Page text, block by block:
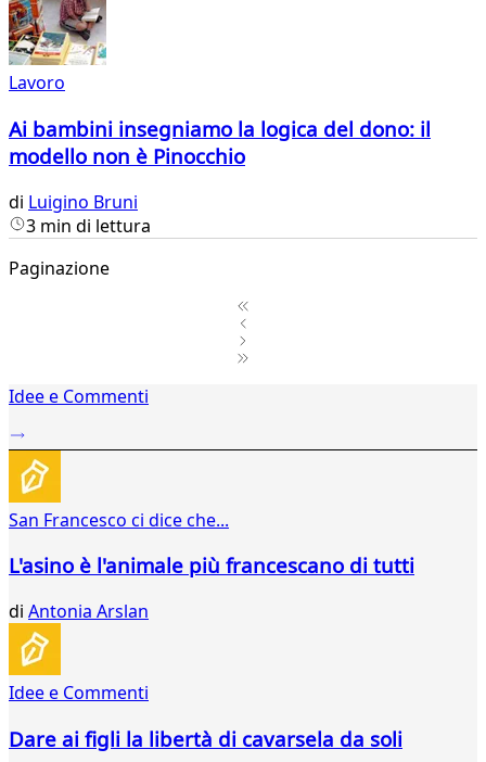
Lavoro
Ai bambini insegniamo la logica del dono: il
modello non è Pinocchio
di Luigino Bruni
3 min di lettura
Paginazione
2Idee e Commenti
San Francesco ci dice che...
L'asino è l'animale più francescano di tutti
di Antonia Arslan
Idee e Commenti
Dare ai figli la libertà di cavarsela da soli